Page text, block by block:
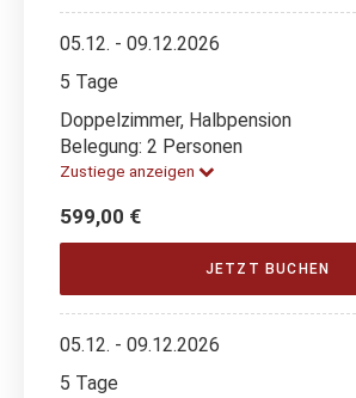
05.12. - 09.12.2026
5 Tage
Doppelzimmer, Halbpension
Belegung: 2 Personen
Zustiege anzeigen
599,00 €
JETZT BUCHEN
05.12. - 09.12.2026
5 Tage